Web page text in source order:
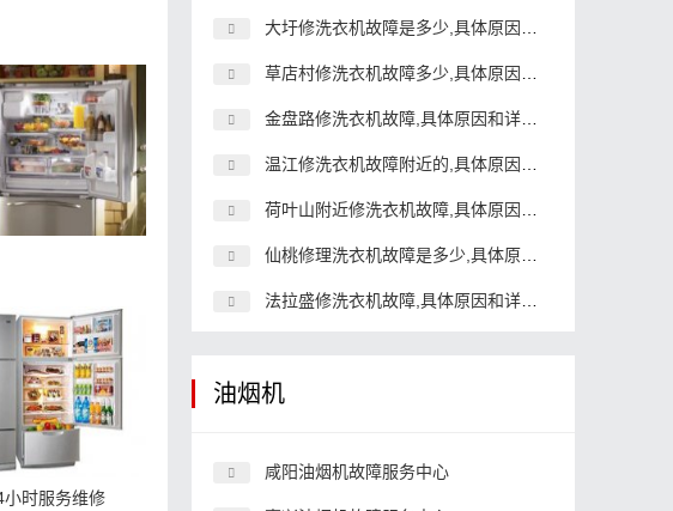
小时服务维修
大圩修洗衣机故障是多少,具体原因和详细解决方法
草店村修洗衣机故障多少,具体原因和详细解决方法
金盘路修洗衣机故障,具体原因和详细解决方法
温江修洗衣机故障附近的,具体原因和详细解决方法
荷叶山附近修洗衣机故障,具体原因和详细解决方法
仙桃修理洗衣机故障是多少,具体原因和详细解决方法
法拉盛修洗衣机故障,具体原因和详细解决方法
油烟机
咸阳油烟机故障服务中心